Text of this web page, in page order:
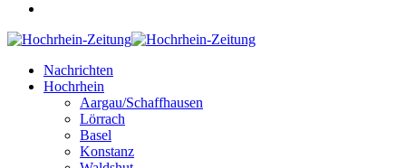
Nachrichten
Hochrhein
Aargau/Schaffhausen
Lörrach
Basel
Konstanz